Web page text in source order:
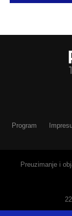
Program
Preuzimanje i